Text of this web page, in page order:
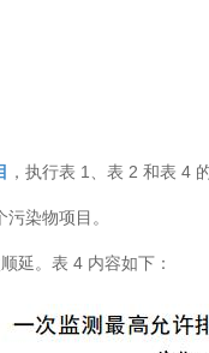
，执行表 1、表 2 和表 4
染物项目。
延。表 4 内容如下：